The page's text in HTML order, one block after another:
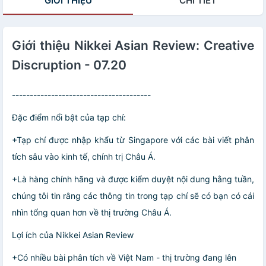
Giới thiệu Nikkei Asian Review: Creative
Discruption - 07.20
---------------------------------------
Đặc điểm nổi bật của tạp chí:
+Tạp chí được nhập khẩu từ Singapore với các bài viết phân
tích sâu vào kinh tế, chính trị Châu Á.
+Là hàng chính hãng và được kiểm duyệt nội dung hằng tuần,
chúng tôi tin rằng các thông tin trong tạp chí sẽ có bạn có cái
nhìn tổng quan hơn về thị trường Châu Á.
Lợi ích của Nikkei Asian Review
+Có nhiều bài phân tích về Việt Nam - thị trường đang lên